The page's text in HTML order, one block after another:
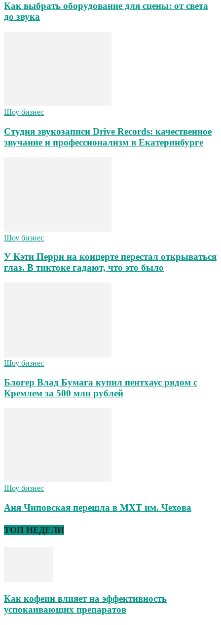
Как выбрать оборудование для сцены: от света
до звука
Шоу бизнес
Студия звукозаписи Drive Records: качественное
звучание и профессионализм в Екатеринбурге
Шоу бизнес
У Кэти Перри на концерте перестал открываться
глаз. В тиктоке гадают, что это было
Шоу бизнес
Блогер Влад Бумага купил пентхаус рядом с
Кремлем за 500 млн рублей
Шоу бизнес
Аня Чиповская перешла в МХТ им. Чехова
ТОП НЕДЕЛИ
Как кофеин влияет на эффективность
успокаивающих препаратов